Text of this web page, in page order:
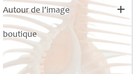
Autour de l’image
boutique